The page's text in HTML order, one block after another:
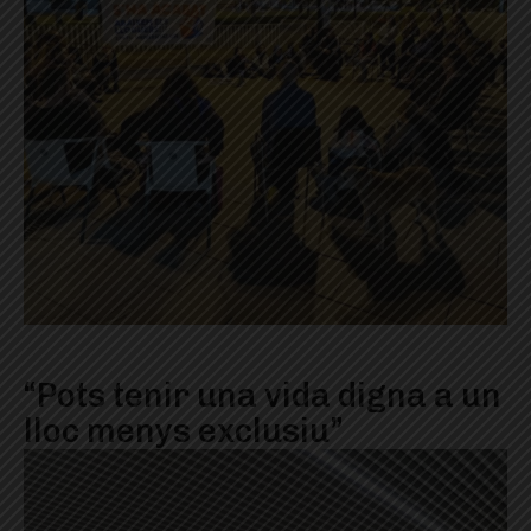
“Pots tenir una vida digna a un
lloc menys exclusiu”